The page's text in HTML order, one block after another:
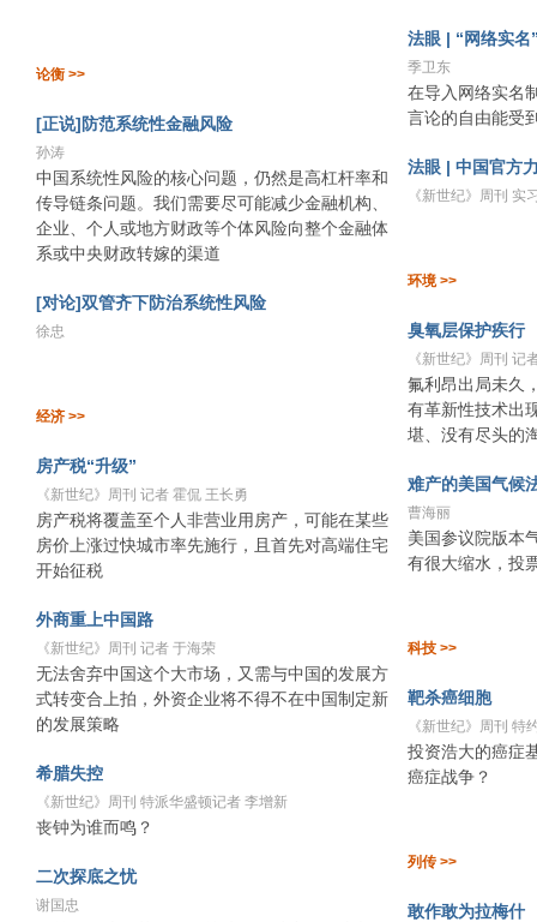
论衡 >>
[正说]防范系统性金融风险
孙涛
中国系统性风险的核心问题，仍然是高杠杆率和
传导链条问题。我们需要尽可能减少金融机构、
企业、个人或地方财政等个体风险向整个金融体
系或中央财政转嫁的渠道
[对论]双管齐下防治系统性风险
徐忠
经济 >>
房产税“升级”
《新世纪》周刊 记者 霍侃 王长勇
房产税将覆盖至个人非营业用房产，可能在某些
房价上涨过快城市率先施行，且首先对高端住宅
开始征税
外商重上中国路
《新世纪》周刊 记者 于海荣
无法舍弃中国这个大市场，又需与中国的发展方
式转变合上拍，外资企业将不得不在中国制定新
的发展策略
希腊失控
《新世纪》周刊 特派华盛顿记者 李增新
丧钟为谁而鸣？
二次探底之忧
谢国忠
法眼 | “网络实名
季卫东
在导入网络实名
言论的自由能受
法眼 | 中国官方
《新世纪》周刊 实
环境 >>
臭氧层保护疾行
《新世纪》周刊 记
氟利昂出局未久
有革新性技术出
堪、没有尽头的
难产的美国气候
曹海丽
美国参议院版本
有很大缩水，投
科技 >>
靶杀癌细胞
《新世纪》周刊 特
投资浩大的癌症
癌症战争？
列传 >>
敢作敢为拉梅什